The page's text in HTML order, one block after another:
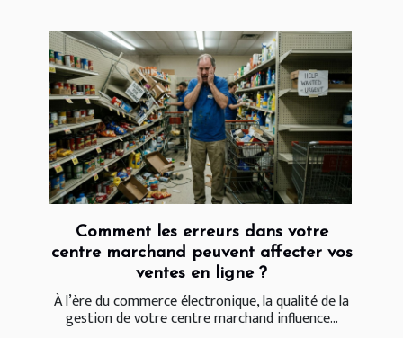
Comment les erreurs dans votre
centre marchand peuvent affecter vos
ventes en ligne ?
À l’ère du commerce électronique, la qualité de la
gestion de votre centre marchand influence...